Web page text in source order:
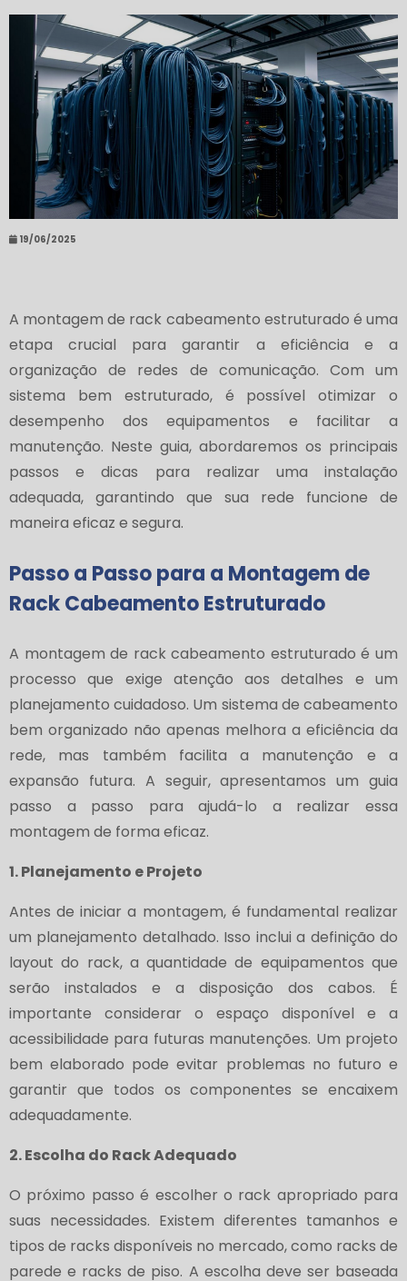
19/06/2025
A montagem de rack cabeamento estruturado é uma
etapa crucial para garantir a eficiência e a
organização de redes de comunicação. Com um
sistema bem estruturado, é possível otimizar o
desempenho dos equipamentos e facilitar a
manutenção. Neste guia, abordaremos os principais
passos e dicas para realizar uma instalação
adequada, garantindo que sua rede funcione de
maneira eficaz e segura.
Passo a Passo para a Montagem de
Rack Cabeamento Estruturado
A montagem de rack cabeamento estruturado é um
processo que exige atenção aos detalhes e um
planejamento cuidadoso. Um sistema de cabeamento
bem organizado não apenas melhora a eficiência da
rede, mas também facilita a manutenção e a
expansão futura. A seguir, apresentamos um guia
passo a passo para ajudá-lo a realizar essa
montagem de forma eficaz.
1. Planejamento e Projeto
Antes de iniciar a montagem, é fundamental realizar
um planejamento detalhado. Isso inclui a definição do
layout do rack, a quantidade de equipamentos que
serão instalados e a disposição dos cabos. É
importante considerar o espaço disponível e a
acessibilidade para futuras manutenções. Um projeto
bem elaborado pode evitar problemas no futuro e
garantir que todos os componentes se encaixem
adequadamente.
2. Escolha do Rack Adequado
O próximo passo é escolher o rack apropriado para
suas necessidades. Existem diferentes tamanhos e
tipos de racks disponíveis no mercado, como racks de
parede e racks de piso. A escolha deve ser baseada